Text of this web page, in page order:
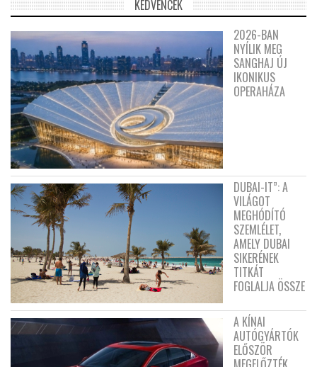
KEDVENCEK
2026-BAN
NYÍLIK MEG
SANGHAJ ÚJ
IKONIKUS
OPERAHÁZA
DUBAI-IT”: A
VILÁGOT
MEGHÓDÍTÓ
SZEMLÉLET,
AMELY DUBAI
SIKERÉNEK
TITKÁT
FOGLALJA ÖSSZE
A KÍNAI
AUTÓGYÁRTÓK
ELŐSZÖR